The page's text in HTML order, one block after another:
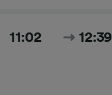
11:02 12:39